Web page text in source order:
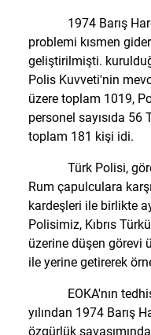
1974 Barış
problemi kısmen
geliştirilmişti.
Polis Kuvveti'nin
üzere toplam 1019,
personel sayısıda
toplam 181 kişi idi.
Türk Polisi,
Rum çapulculara
kardeşleri ile birlikte
Polisimiz, Kıbrıs
üzerine düşen görevi
ile yerine getirerek
EOKA'nın
yılından 1974 Barış
özgürlük